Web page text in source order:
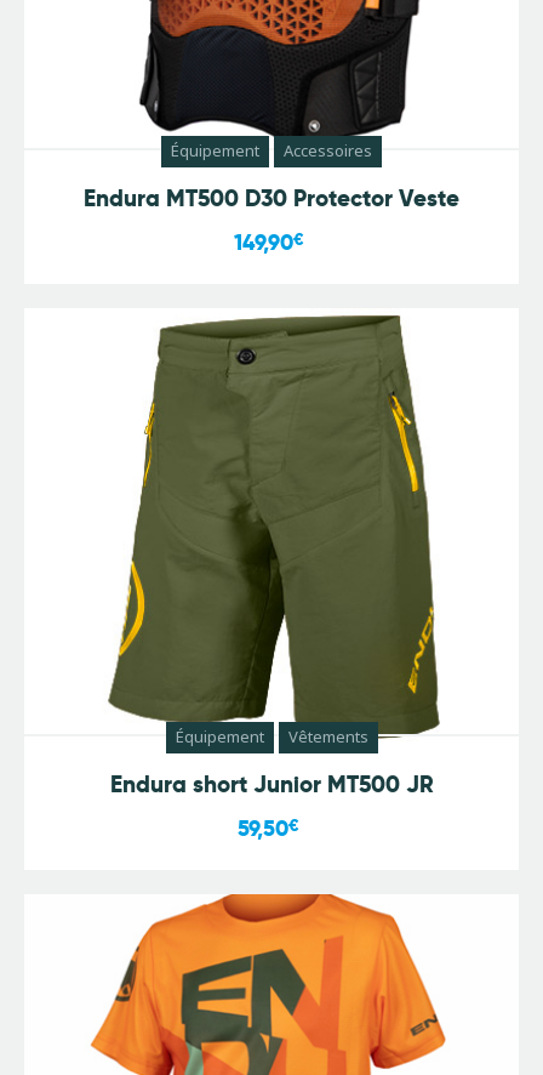
Équipement Accessoires
Endura MT500 D30 Protector Veste
149,90€
Équipement Vêtements
Endura short Junior MT500 JR
59,50€